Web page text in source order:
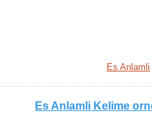
Es Anlamli
Es Anlamli Kelime